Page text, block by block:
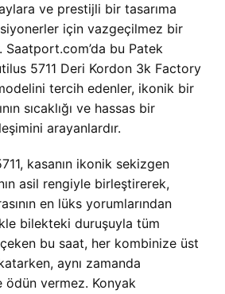
ve prestijli bir tasarıma
için vazgeçilmez bir
bu Patek
5711 Deri Kordon 3k Factory
tercih edenler, ikonik bir
sıcaklığı ve hassas bir
arayanlardır.
kasanın ikonik sekizgen
asil rengiyle birleştirerek,
en lüks yorumlarından
bilekteki duruşuyla tüm
bu saat, her kombinize üst
aynı zamanda
ödün vermez. Konyak